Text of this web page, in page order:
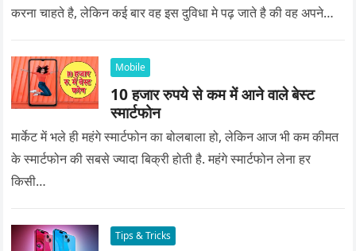
करना चाहते है, लेकिन कई बार वह इस दुविधा मे पढ़ जाते है की वह अपने
Mobile
10 हजार रुपये से कम में आने वाले बेस्ट
स्मार्टफोन
मार्केट में भले ही महंगे स्मार्टफोन का बोलबाला हो, लेकिन आज भी कम कीमत
के स्मार्टफोन की सबसे ज्यादा बिक्री होती है. महंगे स्मार्टफोन लेना हर
किसी…
Tips & Tricks